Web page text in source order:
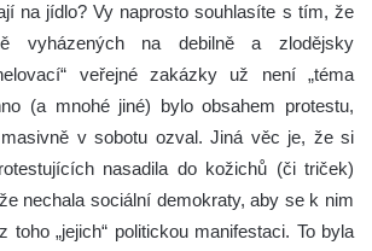
na jídlo? Vy naprosto souhlasíte s tím, že
vyházených na debilně a zlodějsky
veřejné zakázky už není „téma
(a mnohé jiné) bylo obsahem protestu,
v sobotu ozval. Jiná věc je, že si
nasadila do kožichů (či triček)
nechala sociální demokraty, aby se k nim
toho „jejich“ politickou manifestaci. To byla